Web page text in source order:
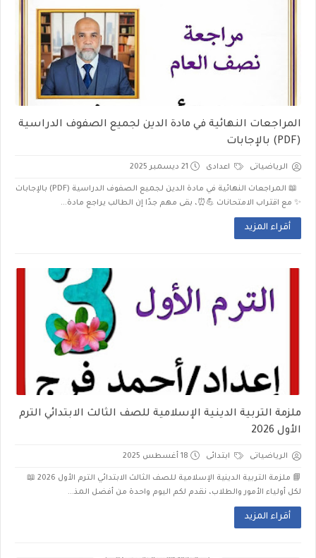
المراجعات النهائية في مادة الدين لجميع الصفوف الدراسية
الرياضياتى اعدادى 21 ديسمبر 2025
📖 المراجعات النهائية في مادة الدين لجميع الصفوف الدراسية (PDF) بالإجابات
✨ مع اقتراب الامتحانات 💪⏰، بقى مهم جدًا إن الطالب يراجع مادة...
أقراء المزيد
ملزمة التربية الدينية الإسلامية للصف الثالث الابتدائي الترم
الأول 2026
الرياضياتى ابتدائى 18 أغسطس 2025
📘 ملزمة التربية الدينية الإسلامية للصف الثالث الابتدائي الترم الأول 2026 📖
لكل أولياء الأمور والطلاب، نقدم لكم اليوم واحدة من أفضل المذ...
أقراء المزيد